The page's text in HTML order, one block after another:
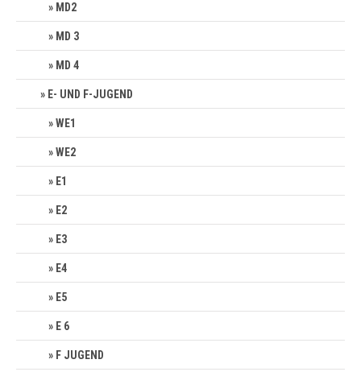
MD2
MD 3
MD 4
E- UND F-JUGEND
WE1
WE2
E1
E2
E3
E4
E5
E 6
F JUGEND